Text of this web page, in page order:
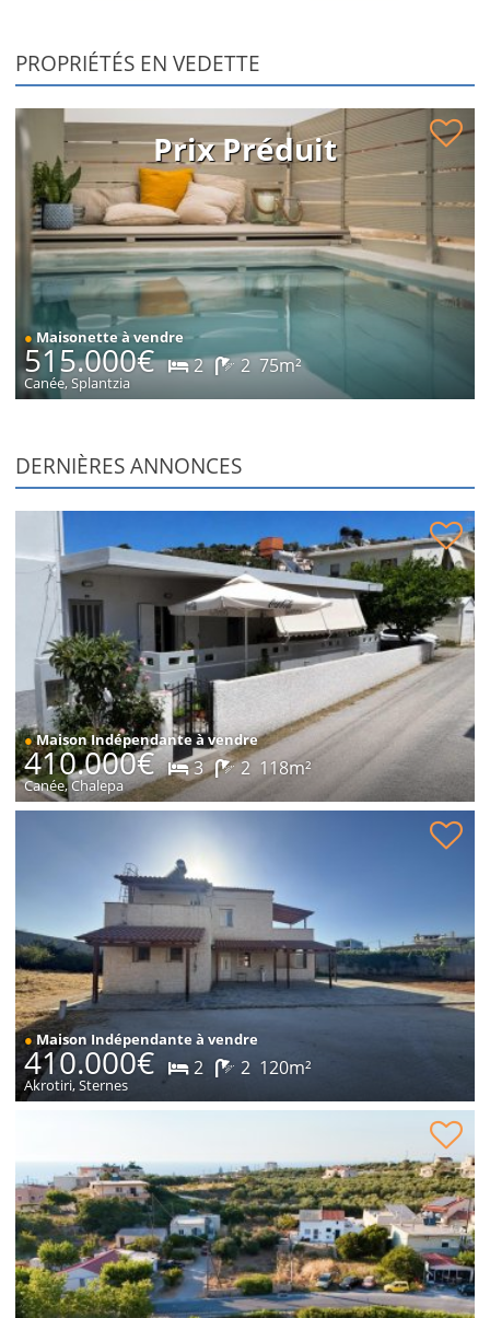
PROPRIÉTÉS EN VEDETTE
Maisonette rénovée à Splantzia à vendre
● Maisonette à vendre
515.000€ 2 2 75m²
Canée, Splantzia
Prix Ρréduit
DERNIÈRES ANNONCES
Maison à Chalepa à vendre
●Maison Indépendante à vendre
410.000€ 3 2 118m²
Canée, Chalepa
●Maison Indépendante à vendre
410.000€ 2 2 120m²
Akrotiri, Sternes